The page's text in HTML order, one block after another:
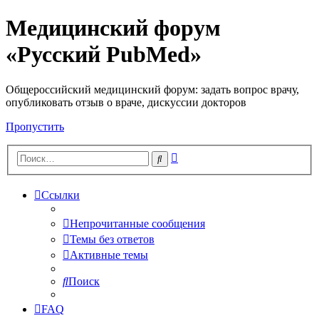
Медицинский форум
«Русский PubMed»
Общероссийский медицинский форум: задать вопрос врачу,
опубликовать отзыв о враче, дискуссии докторов
Пропустить
Поиск
Ссылки
Непрочитанные сообщения
Темы без ответов
Активные темы
Поиск
FAQ